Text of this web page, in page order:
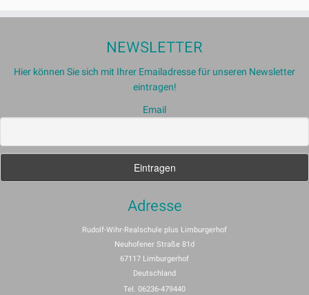
NEWSLETTER
Hier können Sie sich mit Ihrer Emailadresse für unseren Newsletter
eintragen!
Email
Adresse
Rudolf-Wihr-Realschule plus Limburgerhof
Neuhofener Straße 81d
67117 Limburgerhof
Deutschland
Tel. 06236-479440